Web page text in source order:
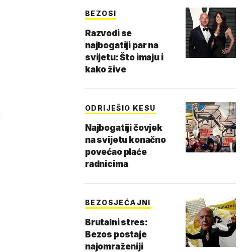
BEZOSI
Razvodi se
najbogatiji par na
svijetu: Što imaju i
kako žive
ODRIJEŠIO KESU
Najbogatiji čovjek
na svijetu konačno
povećao plaće
radnicima
BEZOSJEĆAJNI
Brutalni stres:
Bezos postaje
najomraženiji